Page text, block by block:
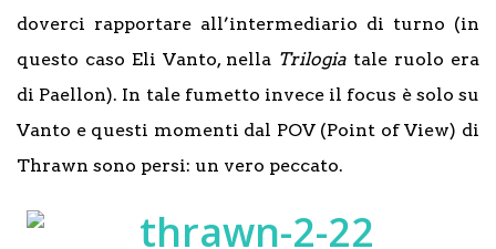
doverci rapportare all’intermediario di turno (in
questo caso Eli Vanto, nella Trilogia tale ruolo era
di Paellon). In tale fumetto invece il focus è solo su
Vanto e questi momenti dal POV (Point of View) di
Thrawn sono persi: un vero peccato.